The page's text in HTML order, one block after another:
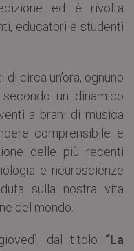
ed è rivolta
educatori e studenti
circa un’ora, ognuno
un dinamico
a brani di musica
comprensibile e
delle più recenti
e neuroscienze
sulla nostra vita
del mondo.
dal titolo “La